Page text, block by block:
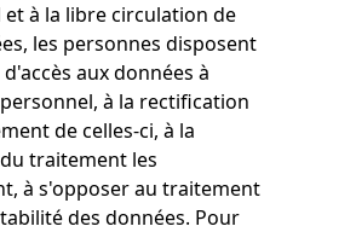
à la libre circulation de
les personnes disposent
aux données à
à la rectification
de celles-ci, à la
traitement les
à s'opposer au traitement
des données. Pour